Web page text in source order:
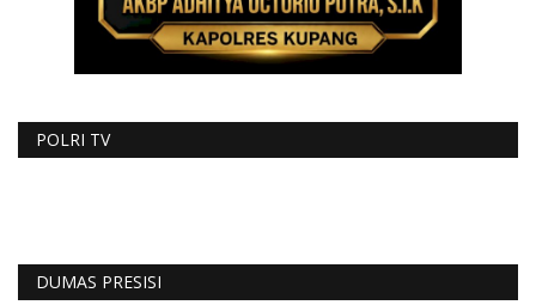
POLRI TV
DUMAS PRESISI